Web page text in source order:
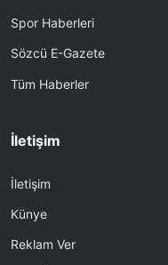
Spor Haberleri
Sözcü E-Gazete
Tüm Haberler
İletişim
İletişim
Künye
Reklam Ver